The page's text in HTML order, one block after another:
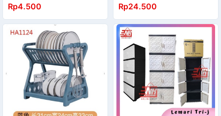
Penyimpanan Serbaguna
Rp4.500 Rp24.500